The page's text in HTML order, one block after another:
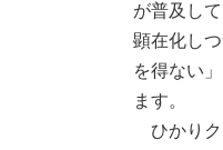
が普及し
顕在化し
を得ない
ます。
ひかり